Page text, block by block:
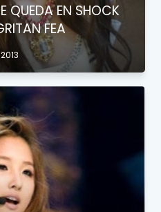
QUEDA EN SHOCK
FEA